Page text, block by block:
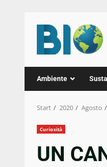
Inhalt
springen
Ambiente
Start 2020 Agosto
Curiosità
UN